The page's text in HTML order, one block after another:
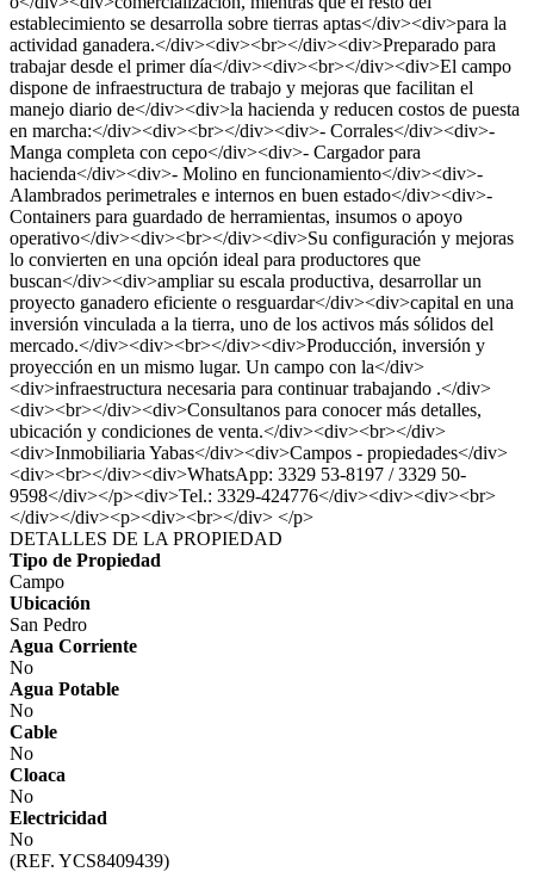
establecimiento se desarrolla sobre tierras aptas</div><div>para la
actividad ganadera.</div><div><br></div><div>Preparado para
trabajar desde el primer día</div><div><br></div><div>El campo
dispone de infraestructura de trabajo y mejoras que facilitan el
manejo diario de</div><div>la hacienda y reducen costos de puesta
en marcha:</div><div><br></div><div>- Corrales</div><div>-
Manga completa con cepo</div><div>- Cargador para
hacienda</div><div>- Molino en funcionamiento</div><div>-
Alambrados perimetrales e internos en buen estado</div><div>-
Containers para guardado de herramientas, insumos o apoyo
operativo</div><div><br></div><div>Su configuración y mejoras
lo convierten en una opción ideal para productores que
buscan</div><div>ampliar su escala productiva, desarrollar un
proyecto ganadero eficiente o resguardar</div><div>capital en una
inversión vinculada a la tierra, uno de los activos más sólidos del
mercado.</div><div><br></div><div>Producción, inversión y
proyección en un mismo lugar. Un campo con la</div>
<div>infraestructura necesaria para continuar trabajando .</div>
<div><br></div><div>Consultanos para conocer más detalles,
ubicación y condiciones de venta.</div><div><br></div>
<div>Inmobiliaria Yabas</div><div>Campos - propiedades</div>
<div><br></div><div>WhatsApp: 3329 53-8197 / 3329 50-
9598</div></p><div>Tel.: 3329-424776</div><div><div><br>
</div></div><p><div><br></div> </p>
DETALLES DE LA PROPIEDAD
Tipo de Propiedad
Campo
Ubicación
San Pedro
Agua Corriente
No
Agua Potable
No
Cable
No
Cloaca
No
Electricidad
No
(REF. YCS8409439)